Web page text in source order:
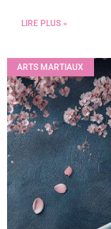
LIRE PLUS »
ARTS MARTIAUX